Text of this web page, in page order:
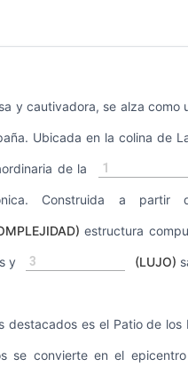
y cautivadora, se alza
Ubicada en la colina de
de la 1
Construida a
estructura
y 3 (LUJO)
destacados es el Patio de
se convierte en el